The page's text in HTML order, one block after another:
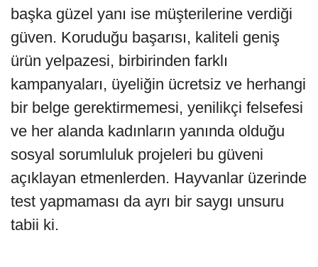
başka güzel yanı ise müşterilerine verdiği
güven. Koruduğu başarısı, kaliteli geniş
ürün yelpazesi, birbirinden farklı
kampanyaları, üyeliğin ücretsiz ve herhangi
bir belge gerektirmemesi, yenilikçi felsefesi
ve her alanda kadınların yanında olduğu
sosyal sorumluluk projeleri bu güveni
açıklayan etmenlerden. Hayvanlar üzerinde
test yapmaması da ayrı bir saygı unsuru
tabii ki.